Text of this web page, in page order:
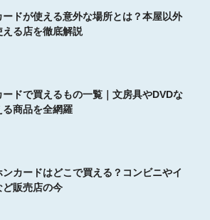
ードが使える意外な場所とは？本屋以外
える店を徹底解説
ードで買えるもの一覧｜文房具やDVDな
る商品を全網羅
ンカードはどこで買える？コンビニやイ
ど販売店の今